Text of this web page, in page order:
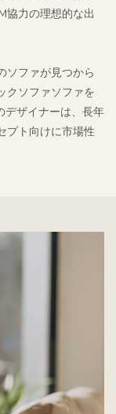
協力の理想的な出
ソファが見つから
クソファソファを
デザイナーは、長年
プト向けに市場性